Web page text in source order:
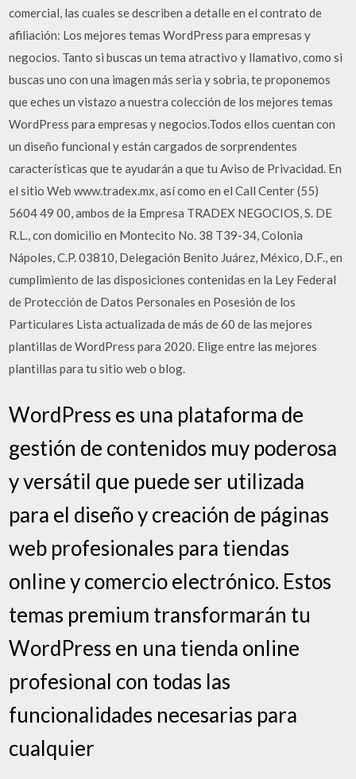
comercial, las cuales se describen a detalle en el contrato de
afiliación: Los mejores temas WordPress para empresas y
negocios. Tanto si buscas un tema atractivo y llamativo, como si
buscas uno con una imagen más seria y sobria, te proponemos
que eches un vistazo a nuestra colección de los mejores temas
WordPress para empresas y negocios.Todos ellos cuentan con
un diseño funcional y están cargados de sorprendentes
características que te ayudarán a que tu Aviso de Privacidad. En
el sitio Web www.tradex.mx, así como en el Call Center (55)
5604 49 00, ambos de la Empresa TRADEX NEGOCIOS, S. DE
R.L., con domicilio en Montecito No. 38 T39-34, Colonia
Nápoles, C.P. 03810, Delegación Benito Juárez, México, D.F., en
cumplimiento de las disposiciones contenidas en la Ley Federal
de Protección de Datos Personales en Posesión de los
Particulares Lista actualizada de más de 60 de las mejores
plantillas de WordPress para 2020. Elige entre las mejores
plantillas para tu sitio web o blog.
WordPress es una plataforma de
gestión de contenidos muy poderosa
y versátil que puede ser utilizada
para el diseño y creación de páginas
web profesionales para tiendas
online y comercio electrónico. Estos
temas premium transformarán tu
WordPress en una tienda online
profesional con todas las
funcionalidades necesarias para
cualquier